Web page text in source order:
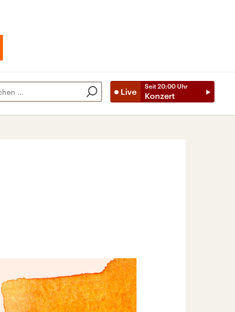
Live
Seit 20:00 Uhr
Konzert